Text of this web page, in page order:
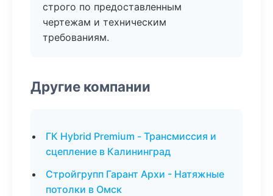
строго по предоставленным
чертежам и техническим
требованиям.
Другие компании
ГК Hybrid Premium - Трансмиссия и
сцепление в Калининград
Стройгрупп Гарант Архи - Натяжные
потолки в Омск